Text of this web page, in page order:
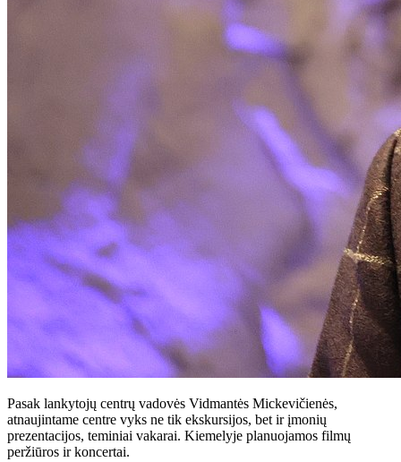
Pasak lankytojų centrų vadovės Vidmantės Mickevičienės,
atnaujintame centre vyks ne tik ekskursijos, bet ir įmonių
prezentacijos, teminiai vakarai. Kiemelyje planuojamos filmų
peržiūros ir koncertai.